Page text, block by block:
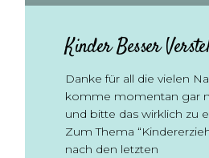
Kinder Besser
Danke für all die vielen
komme momentan gar
und bitte das wirklich zu
Zum Thema
nach den letzten